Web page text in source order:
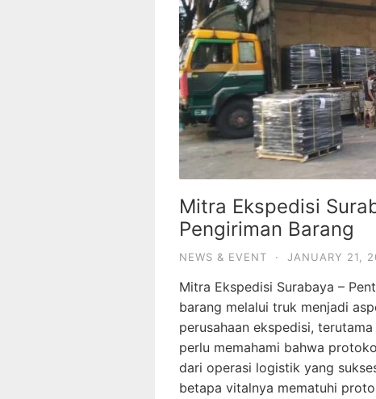
Mitra Ekspedisi
Pengiriman Barang
NEWS & EVENT · JANUARY 21,
Mitra Ekspedisi Surabaya –
barang melalui truk menjadi
perusahaan ekspedisi,
perlu memahami bahwa
dari operasi logistik yang
betapa vitalnya mematuhi